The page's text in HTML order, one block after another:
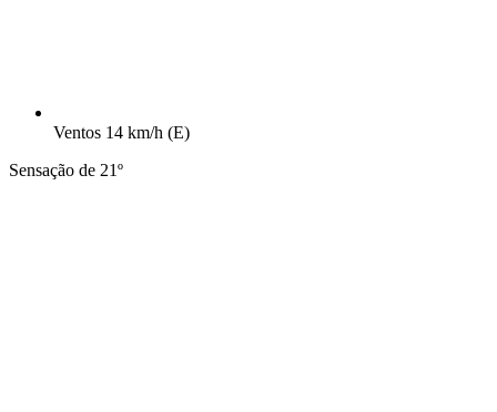
Ventos 14 km/h (E)
Sensação de 21º